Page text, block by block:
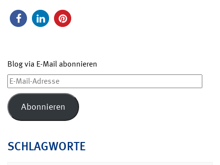
Blog via E-Mail abonnieren
E-
Mail-
Adresse
Abonnieren
SCHLAGWORTE